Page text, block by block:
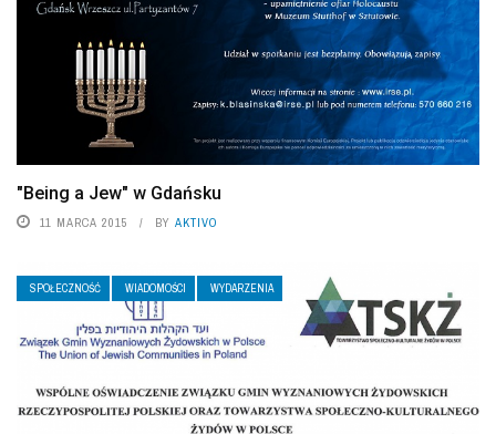
"Being a Jew" w Gdańsku
11 MARCA 2015 BY AKTIVO
SPOŁECZNOŚĆ WIADOMOŚCI WYDARZENIA